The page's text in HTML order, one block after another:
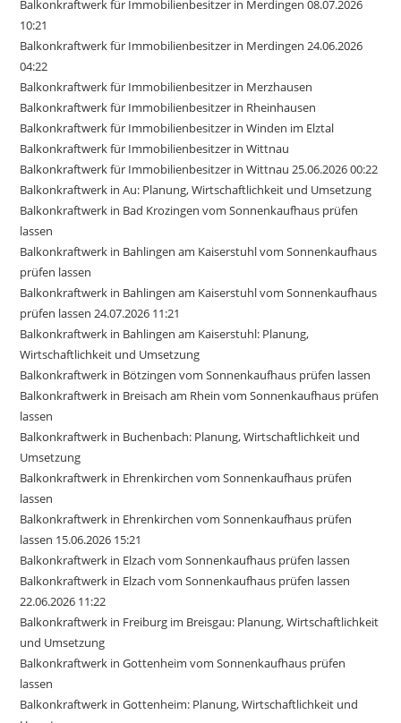
Balkonkraftwerk für Immobilienbesitzer in Merdingen 08.07.2026
10:21
Balkonkraftwerk für Immobilienbesitzer in Merdingen 24.06.2026
04:22
Balkonkraftwerk für Immobilienbesitzer in Merzhausen
Balkonkraftwerk für Immobilienbesitzer in Rheinhausen
Balkonkraftwerk für Immobilienbesitzer in Winden im Elztal
Balkonkraftwerk für Immobilienbesitzer in Wittnau
Balkonkraftwerk für Immobilienbesitzer in Wittnau 25.06.2026 00:22
Balkonkraftwerk in Au: Planung, Wirtschaftlichkeit und Umsetzung
Balkonkraftwerk in Bad Krozingen vom Sonnenkaufhaus prüfen
lassen
Balkonkraftwerk in Bahlingen am Kaiserstuhl vom Sonnenkaufhaus
prüfen lassen
Balkonkraftwerk in Bahlingen am Kaiserstuhl vom Sonnenkaufhaus
prüfen lassen 24.07.2026 11:21
Balkonkraftwerk in Bahlingen am Kaiserstuhl: Planung,
Wirtschaftlichkeit und Umsetzung
Balkonkraftwerk in Bötzingen vom Sonnenkaufhaus prüfen lassen
Balkonkraftwerk in Breisach am Rhein vom Sonnenkaufhaus prüfen
lassen
Balkonkraftwerk in Buchenbach: Planung, Wirtschaftlichkeit und
Umsetzung
Balkonkraftwerk in Ehrenkirchen vom Sonnenkaufhaus prüfen
lassen
Balkonkraftwerk in Ehrenkirchen vom Sonnenkaufhaus prüfen
lassen 15.06.2026 15:21
Balkonkraftwerk in Elzach vom Sonnenkaufhaus prüfen lassen
Balkonkraftwerk in Elzach vom Sonnenkaufhaus prüfen lassen
22.06.2026 11:22
Balkonkraftwerk in Freiburg im Breisgau: Planung, Wirtschaftlichkeit
und Umsetzung
Balkonkraftwerk in Gottenheim vom Sonnenkaufhaus prüfen
lassen
Balkonkraftwerk in Gottenheim: Planung, Wirtschaftlichkeit und